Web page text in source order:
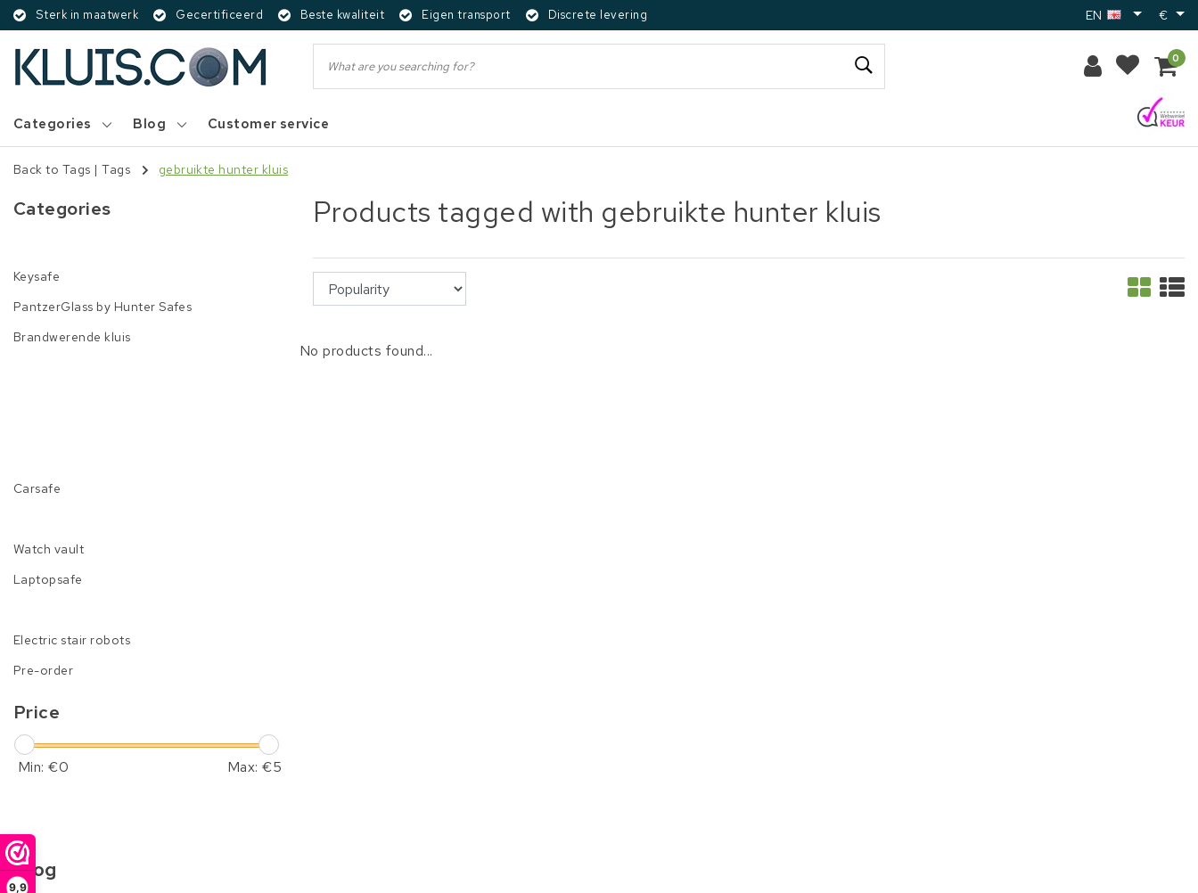
9,9
Sterk in maatwerk Gecertificeerd Beste kwaliteit Eigen transport Discrete levering EN €
0
Categories Blog Customer service
Back to Tags |Tags gebruikte hunter kluis
Categories
Keysafe
PantzerGlass by Hunter Safes
Brandwerende kluis
Carsafe
Watch vault
Laptopsafe
Electric stair robots
Pre-order
Price
Min: €0 Max: €5
Products tagged with gebruikte hunter kluis
No products found...
Blog